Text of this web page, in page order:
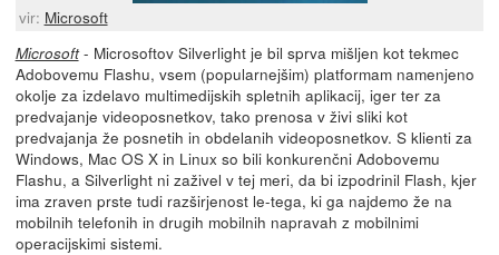
vir: Microsoft
Microsoft- Microsoftov Silverlight je bil sprva mišljen kot tekmec
Adobovemu Flashu, vsem (popularnejšim) platformam namenjeno
okolje za izdelavo multimedijskih spletnih aplikacij, iger ter za
predvajanje videoposnetkov, tako prenosa v živi sliki kot
predvajanja že posnetih in obdelanih videoposnetkov. S klienti za
Windows, Mac OS X in Linux so bili konkurenčni Adobovemu
Flashu, a Silverlight ni zaživel v tej meri, da bi izpodrinil Flash, kjer
ima zraven prste tudi razširjenost le-tega, ki ga najdemo že na
mobilnih telefonih in drugih mobilnih napravah z mobilnimi
operacijskimi sistemi.